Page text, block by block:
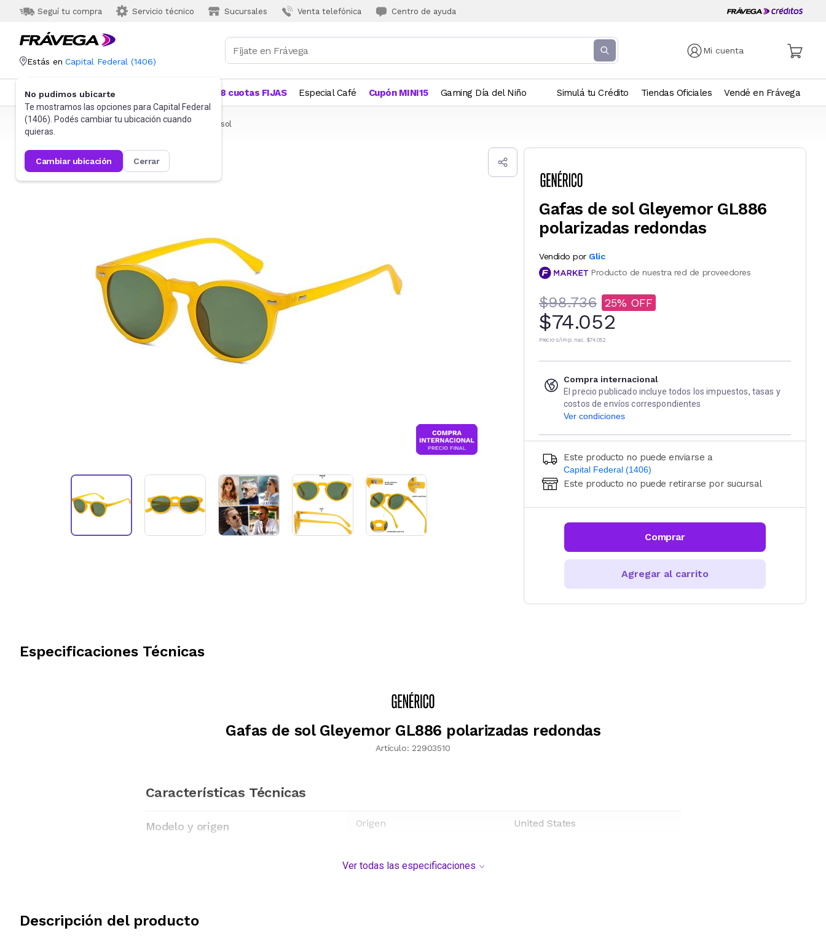
Seguí tu compra Servicio técnico Sucursales Venta telefónica Centro de ayuda
Mi cuenta
Estás en Capital Federal (1406)
No pudimos ubicarte
Te mostramos las opciones para Capital Federal
(1406). Podés cambiar tu ubicación cuando
quieras.
cambiar ubicación cerrar
Categorías Más Vendidos 18 cuotas FIJAS Especial Café Cupón MINI15 Gaming Día del Niño Simulá tu Crédito Tiendas Oficiales Vendé en Frávega
Frávega Indumentaria Accesorios Anteojos de sol
Gafas de sol Gleyemor GL886
polarizadas redondas
Vendido por Glic
Producto de nuestra red de proveedores
$98.736 25
$74.052
Precio s/imp. nac. $74.052
Compra internacional
El precio publicado incluye todos los impuestos, tasas y
costos de envíos correspondientes
Ver condiciones
Este producto no puede enviarse a
Capital Federal (1406)
Ingresá código postal (sólo números)
CALCULAR
Este producto no puede retirarse por sucursal
Comprar
Agregar al carrito
Especificaciones Técnicas
Gafas de sol Gleyemor GL886 polarizadas redondas
Artículo: 22903510
Características Técnicas
Modelo y origen Origen United States
Ver todas las especificaciones
Descripción del producto